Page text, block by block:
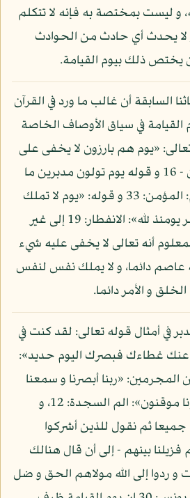
و ليست بمختصة به فإنه لا تتكلم
يحدث أي حادث من الحوادث
يختص ذلك بيوم القيامة.
السابقة أن غالب ما ورد في القرآن
في سياق الأوصاف الخاصة
«يوم هم بارزون لا يخفى على
الله منهم شيء: المؤمن - 16 و قوله يوم تولون مدبرين ما
لكم من الله من عاصم: المؤمن: 33 و قوله: «يوم لا تملك
نفس لنفس شيئا و الأمر يومئذ لله»: الانفطار: 19 إلى غير
أنه تعالى لا يخفى عليه شيء
عاصم دائما، و لا يملك نفس لنفس
الخلق و الأمر دائما.
في أمثال قوله تعالى: لقد كنت في
غطاءك فبصرك اليوم حديد»:
عن المجرمين: «ربنا أبصرنا و سمعنا
فارجعنا نعمل صالحا إنا موقنون»: الم السجدة: 12، و
ثم نقول للذين أشركوا
بينهم - إلى أن قال هنالك
و ردوا إلى الله مولاهم الحق و ضل